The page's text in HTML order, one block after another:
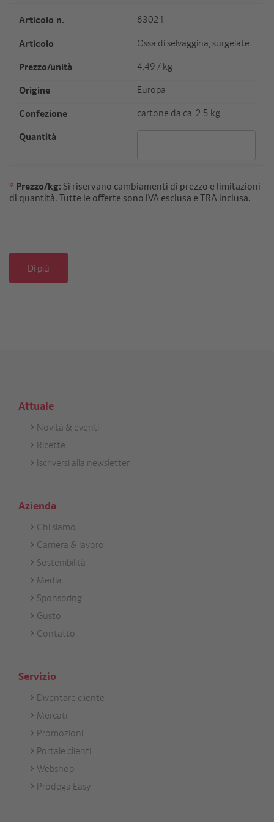
Artikel Nr.
63021
Artikel
Ossa di selvaggina, surgelate
Preis/Einheit
4.49 / kg
Herkunft
Europa
Verpackungseinheit/Gewicht
cartone da ca. 2.5 kg
* Prezzo/kg: Si riservano cambiamenti di prezzo e limitazioni
di quantità. Tutte le offerte sono IVA esclusa e TRA inclusa.
Attuale
Footer
Aktuell
Novità & eventi
Ricette
Iscriversi alla newsletter
Azienda
Footer
Unternehmen
Chi siamo
Carriera & lavoro
Sostenibilità
Media
Sponsoring
Gusto
Contatto
Servizio
Footer
Services
Diventare cliente
Mercati
Promozioni
Portale clienti
Webshop
Prodega Easy